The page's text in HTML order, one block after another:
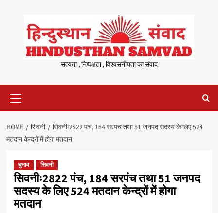
content
सत्यता , निष्पक्षता , विश्वसनीयता का संवाद
Menu
HOME सिवनी
सिवनीः2822 पंच, 184 सरपंच तथा 51 जनपद सदस्य के लिए 524
मतदान केन्द्रों में होगा मतदान
चुनाव सिवनी
सिवनीः2822 पंच, 184 सरपंच तथा 51 जनपद
सदस्य के लिए 524 मतदान केन्द्रों में होगा
मतदान